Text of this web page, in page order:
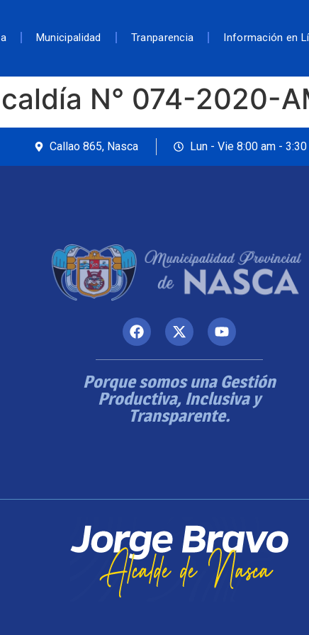
Municipalidad Tranparencia Información en
N° 074-2020-
Callao 865, Nasca Lun - Vie 8:00 am -
Porque somos una Gestión
Productiva, Inclusiva y
Transparente.